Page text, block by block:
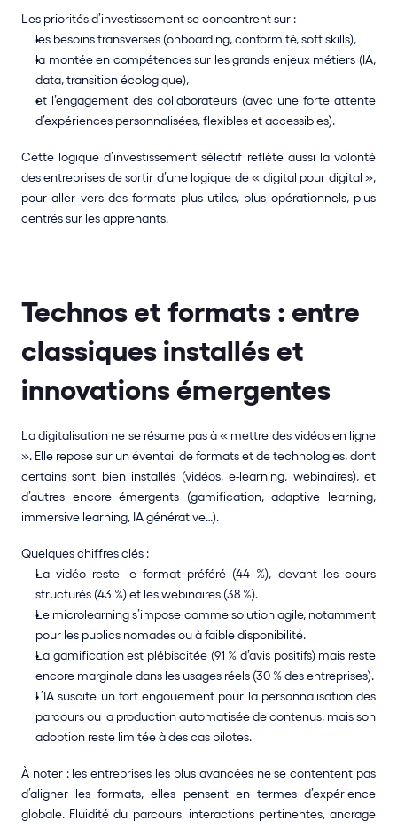
Les priorités d’investissement se concentrent sur :
les besoins transverses (onboarding, conformité, soft skills),
la montée en compétences sur les grands enjeux métiers (IA,
data, transition écologique),
et l’engagement des collaborateurs (avec une forte attente
d’expériences personnalisées, flexibles et accessibles).
Cette logique d’investissement sélectif reflète aussi la volonté
des entreprises de sortir d’une logique de « digital pour digital »,
pour aller vers des formats plus utiles, plus opérationnels, plus
centrés sur les apprenants.
Technos et formats : entre
classiques installés et
innovations émergentes
La digitalisation ne se résume pas à « mettre des vidéos en ligne
». Elle repose sur un éventail de formats et de technologies, dont
certains sont bien installés (vidéos, e-learning, webinaires), et
d’autres encore émergents (gamification, adaptive learning,
immersive learning, IA générative…).
Quelques chiffres clés :
La vidéo reste le format préféré (44 %), devant les cours
structurés (43 %) et les webinaires (38 %).
Le microlearning s’impose comme solution agile, notamment
pour les publics nomades ou à faible disponibilité.
La gamification est plébiscitée (91 % d’avis positifs) mais reste
encore marginale dans les usages réels (30 % des entreprises).
L’IA suscite un fort engouement pour la personnalisation des
parcours ou la production automatisée de contenus, mais son
adoption reste limitée à des cas pilotes.
À noter : les entreprises les plus avancées ne se contentent pas
d’aligner les formats, elles pensent en termes d’expérience
globale. Fluidité du parcours, interactions pertinentes, ancrage